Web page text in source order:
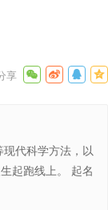
代科学方法，以
起跑线上。 起名